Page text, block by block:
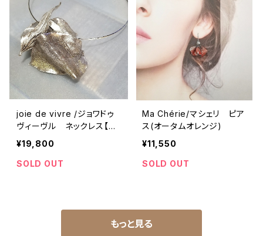
joie de vivre /ジョワドゥ
ヴィーヴル ネックレス【新
作】
¥19,800
SOLD OUT
Ma Chérie/マシェリ ピア
ス(オータムオレンジ)
¥11,550
SOLD OUT
もっと見る